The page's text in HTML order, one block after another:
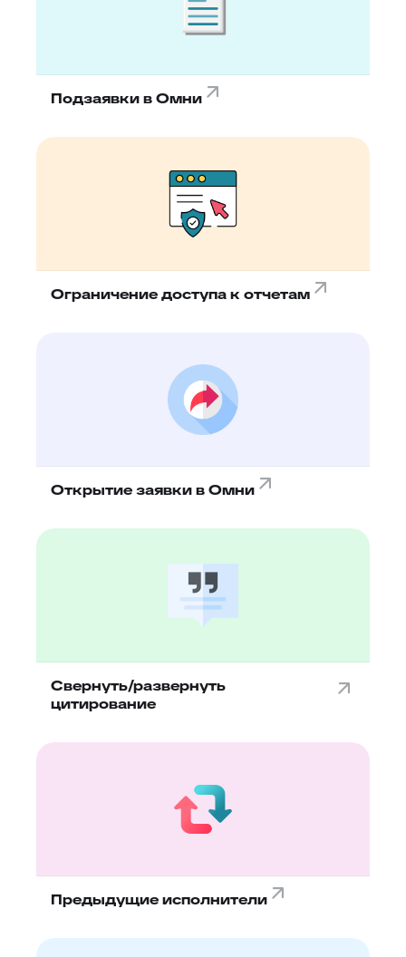
Подзаявки в Омни
Ограничение доступа к отчетам
Открытие заявки в Омни
Свернуть/развернуть
цитирование
Предыдущие исполнители